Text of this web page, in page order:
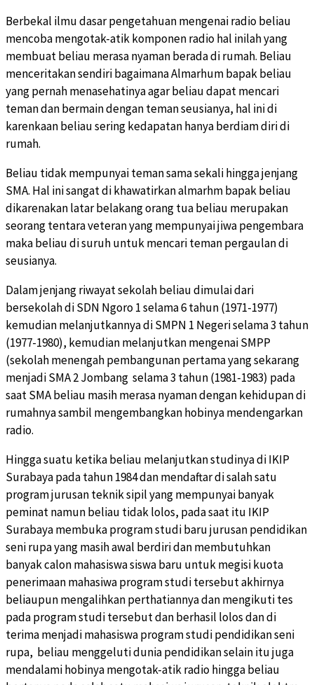
Berbekal ilmu dasar pengetahuan mengenai radio beliau
mencoba mengotak-atik komponen radio hal inilah yang
membuat beliau merasa nyaman berada di rumah. Beliau
menceritakan sendiri bagaimana Almarhum bapak beliau
yang pernah menasehatinya agar beliau dapat mencari
teman dan bermain dengan teman seusianya, hal ini di
karenkaan beliau sering kedapatan hanya berdiam diri di
rumah.
Beliau tidak mempunyai teman sama sekali hingga jenjang
SMA. Hal ini sangat di khawatirkan almarhm bapak beliau
dikarenakan latar belakang orang tua beliau merupakan
seorang tentara veteran yang mempunyai jiwa pengembara
maka beliau di suruh untuk mencari teman pergaulan di
seusianya.
Dalam jenjang riwayat sekolah beliau dimulai dari
bersekolah di SDN Ngoro 1 selama 6 tahun (1971-1977)
kemudian melanjutkannya di SMPN 1 Negeri selama 3 tahun
(1977-1980), kemudian melanjutkan mengenai SMPP
(sekolah menengah pembangunan pertama yang sekarang
menjadi SMA 2 Jombang selama 3 tahun (1981-1983) pada
saat SMA beliau masih merasa nyaman dengan kehidupan di
rumahnya sambil mengembangkan hobinya mendengarkan
radio.
Hingga suatu ketika beliau melanjutkan studinya di IKIP
Surabaya pada tahun 1984 dan mendaftar di salah satu
program jurusan teknik sipil yang mempunyai banyak
peminat namun beliau tidak lolos, pada saat itu IKIP
Surabaya membuka program studi baru jurusan pendidikan
seni rupa yang masih awal berdiri dan membutuhkan
banyak calon mahasiswa siswa baru untuk megisi kuota
penerimaan mahasiwa program studi tersebut akhirnya
beliaupun mengalihkan perthatiannya dan mengikuti tes
pada program studi tersebut dan berhasil lolos dan di
terima menjadi mahasiswa program studi pendidikan seni
rupa, beliau menggeluti dunia pendidikan selain itu juga
mendalami hobinya mengotak-atik radio hingga beliau